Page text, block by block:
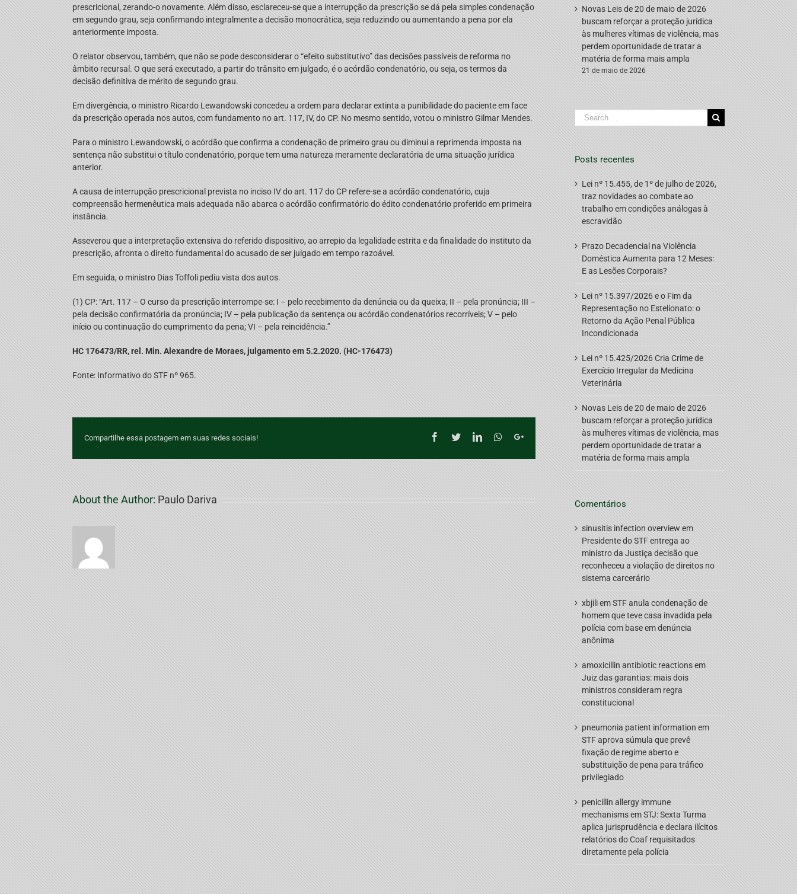
prescricional, zerando-o novamente. Além disso, esclareceu-se que a interrupção da prescrição se dá pela simples condenação
em segundo grau, seja confirmando integralmente a decisão monocrática, seja reduzindo ou aumentando a pena por ela
anteriormente imposta.
O relator observou, também, que não se pode desconsiderar o “efeito substitutivo” das decisões passíveis de reforma no
âmbito recursal. O que será executado, a partir do trânsito em julgado, é o acórdão condenatório, ou seja, os termos da
decisão definitiva de mérito de segundo grau.
Em divergência, o ministro Ricardo Lewandowski concedeu a ordem para declarar extinta a punibilidade do paciente em face
da prescrição operada nos autos, com fundamento no art. 117, IV, do CP. No mesmo sentido, votou o ministro Gilmar Mendes.
Para o ministro Lewandowski, o acórdão que confirma a condenação de primeiro grau ou diminui a reprimenda imposta na
sentença não substitui o título condenatório, porque tem uma natureza meramente declaratória de uma situação jurídica
anterior.
A causa de interrupção prescricional prevista no inciso IV do art. 117 do CP refere-se a acórdão condenatório, cuja
compreensão hermenêutica mais adequada não abarca o acórdão confirmatório do édito condenatório proferido em primeira
instância.
Asseverou que a interpretação extensiva do referido dispositivo, ao arrepio da legalidade estrita e da finalidade do instituto da
prescrição, afronta o direito fundamental do acusado de ser julgado em tempo razoável.
Em seguida, o ministro Dias Toffoli pediu vista dos autos.
(1) CP: “Art. 117 – O curso da prescrição interrompe-se: I – pelo recebimento da denúncia ou da queixa; II – pela pronúncia; III –
pela decisão confirmatória da pronúncia; IV – pela publicação da sentença ou acórdão condenatórios recorríveis; V – pelo
início ou continuação do cumprimento da pena; VI – pela reincidência.”
HC 176473/RR, rel. Min. Alexandre de Moraes, julgamento em 5.2.2020. (HC-176473)
Fonte: Informativo do STF nº 965.
Compartilhe essa postagem em suas redes sociais! Facebook
TwitterLinkedInWhatsappGoogle+
About the Author: Paulo Dariva
Novas Leis de 20 de maio de 2026
buscam reforçar a proteção jurídica
às mulheres vítimas de violência, mas
perdem oportunidade de tratar a
matéria de forma mais ampla
21 de maio de 2026
Search
for:
Posts recentes
Lei nº 15.455, de 1º de julho de 2026,
traz novidades ao combate ao
trabalho em condições análogas à
escravidão
Prazo Decadencial na Violência
Doméstica Aumenta para 12 Meses:
E as Lesões Corporais?
Lei nº 15.397/2026 e o Fim da
Representação no Estelionato: o
Retorno da Ação Penal Pública
Incondicionada
Lei nº 15.425/2026 Cria Crime de
Exercício Irregular da Medicina
Veterinária
Novas Leis de 20 de maio de 2026
buscam reforçar a proteção jurídica
às mulheres vítimas de violência, mas
perdem oportunidade de tratar a
matéria de forma mais ampla
Comentários
sinusitis infection overview em
Presidente do STF entrega ao
ministro da Justiça decisão que
reconheceu a violação de direitos no
sistema carcerário
xbjiliemSTF anula condenação de
homem que teve casa invadida pela
polícia com base em denúncia
anônima
amoxicillin antibiotic reactionsem
Juiz das garantias: mais dois
ministros consideram regra
constitucional
pneumonia patient information em
STF aprova súmula que prevê
fixação de regime aberto e
substituição de pena para tráfico
privilegiado
penicillin allergy immune
mechanismsemSTJ: Sexta Turma
aplica jurisprudência e declara ilícitos
relatórios do Coaf requisitados
diretamente pela polícia